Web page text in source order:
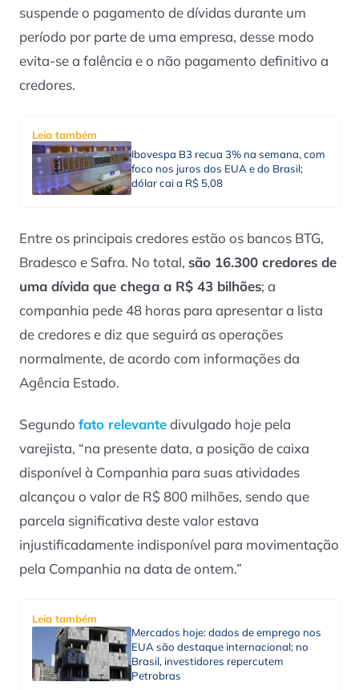
suspende o pagamento de dívidas durante um
período por parte de uma empresa, desse modo
evita-se a falência e o não pagamento definitivo a
credores.
Leia também
Ibovespa B3 recua 3% na semana, com
foco nos juros dos EUA e do Brasil;
dólar cai a R$ 5,08
Entre os principais credores estão os bancos BTG,
Bradesco e Safra. No total, são 16.300 credores de
uma dívida que chega a R$ 43 bilhões; a
companhia pede 48 horas para apresentar a lista
de credores e diz que seguirá as operações
normalmente, de acordo com informações da
Agência Estado.
Segundo fato relevantedivulgado hoje pela
varejista, “na presente data, a posição de caixa
disponível à Companhia para suas atividades
alcançou o valor de R$ 800 milhões, sendo que
parcela significativa deste valor estava
injustificadamente indisponível para movimentação
pela Companhia na data de ontem.”
Leia também
Mercados hoje: dados de emprego nos
EUA são destaque internacional; no
Brasil, investidores repercutem
Petrobras